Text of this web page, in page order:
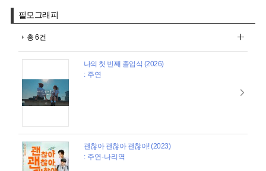
필모그래피
총 6건
나의 첫 번째 졸업식 (2026)
: 주연
괜찮아 괜찮아 괜찮아! (2023)
: 주연-나리역